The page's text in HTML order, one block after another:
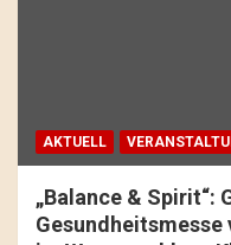
AKTUELL
„Balance & Spirit“:
Gesundheitsmesse